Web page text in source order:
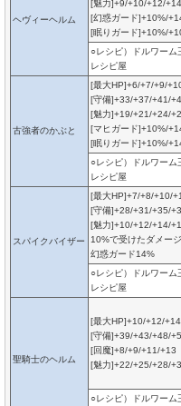
ヘヴィーヘルム
[魅力]+9/+10/+12/+14
[幻惑ガード]+10%/
[眠りガード]+10%/
○レシピ）ドルワーム
レシピ屋
古強者のかぶと
[最大HP]+6/+7/+9/
[守備]+33/+37/+41/
[魅力]+19/+21/+24/
[マヒガード]+10%/
[眠りガード]+10%/
○レシピ）ドルワーム
レシピ屋
スパイクバイザー
[最大HP]+7/+8/+10/
[守備]+28/+31/+35/
[魅力]+10/+12/+14/
10%で受けたダメー
幻惑ガード14%
○レシピ）ドルワーム
レシピ屋
聖騎士のヘルム
[最大HP]+10/+12/
[守備]+39/+43/+48/
[回魔]+8/+9/+11/+13
[魅力]+22/+25/+28/
○レシピ）ドルワーム